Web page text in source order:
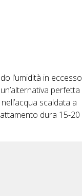
l’umidità in eccesso
perfetta
scaldata a
dura 15-20